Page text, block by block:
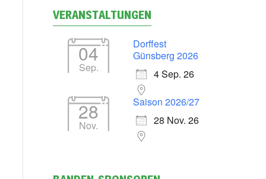
VERANSTALTUNGEN
04
Sep.
Dorffest
Günsberg 2026
4 Sep. 26
28
Nov.
Saison 2026/27
28 Nov. 26